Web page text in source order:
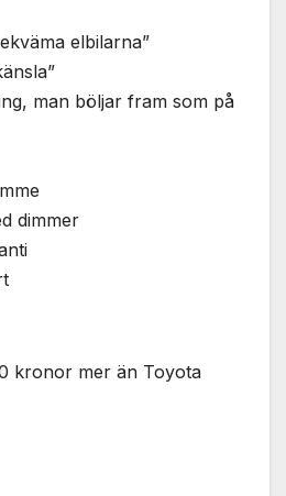
elbilarna”
man böljar fram som på
dimmer
kronor mer än Toyota
Nödvändiga